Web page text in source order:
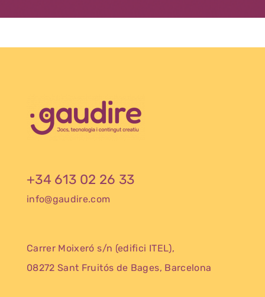
+34 613 02 26 33
info@gaudire.com
Carrer Moixeró s/n (edifici ITEL),
08272 Sant Fruitós de Bages, Barcelona